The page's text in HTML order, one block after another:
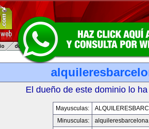
El dueño de este dominio lo
Mayusculas:
Minusculas: